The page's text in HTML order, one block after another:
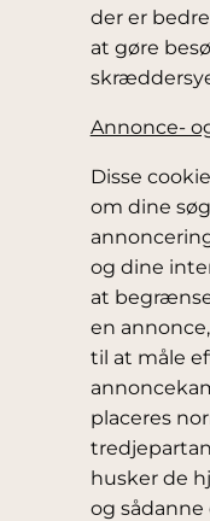
der er
at gøre
Annonce-
Disse
om dine
og dine
at
en
til at måle
placeres
husker de
og